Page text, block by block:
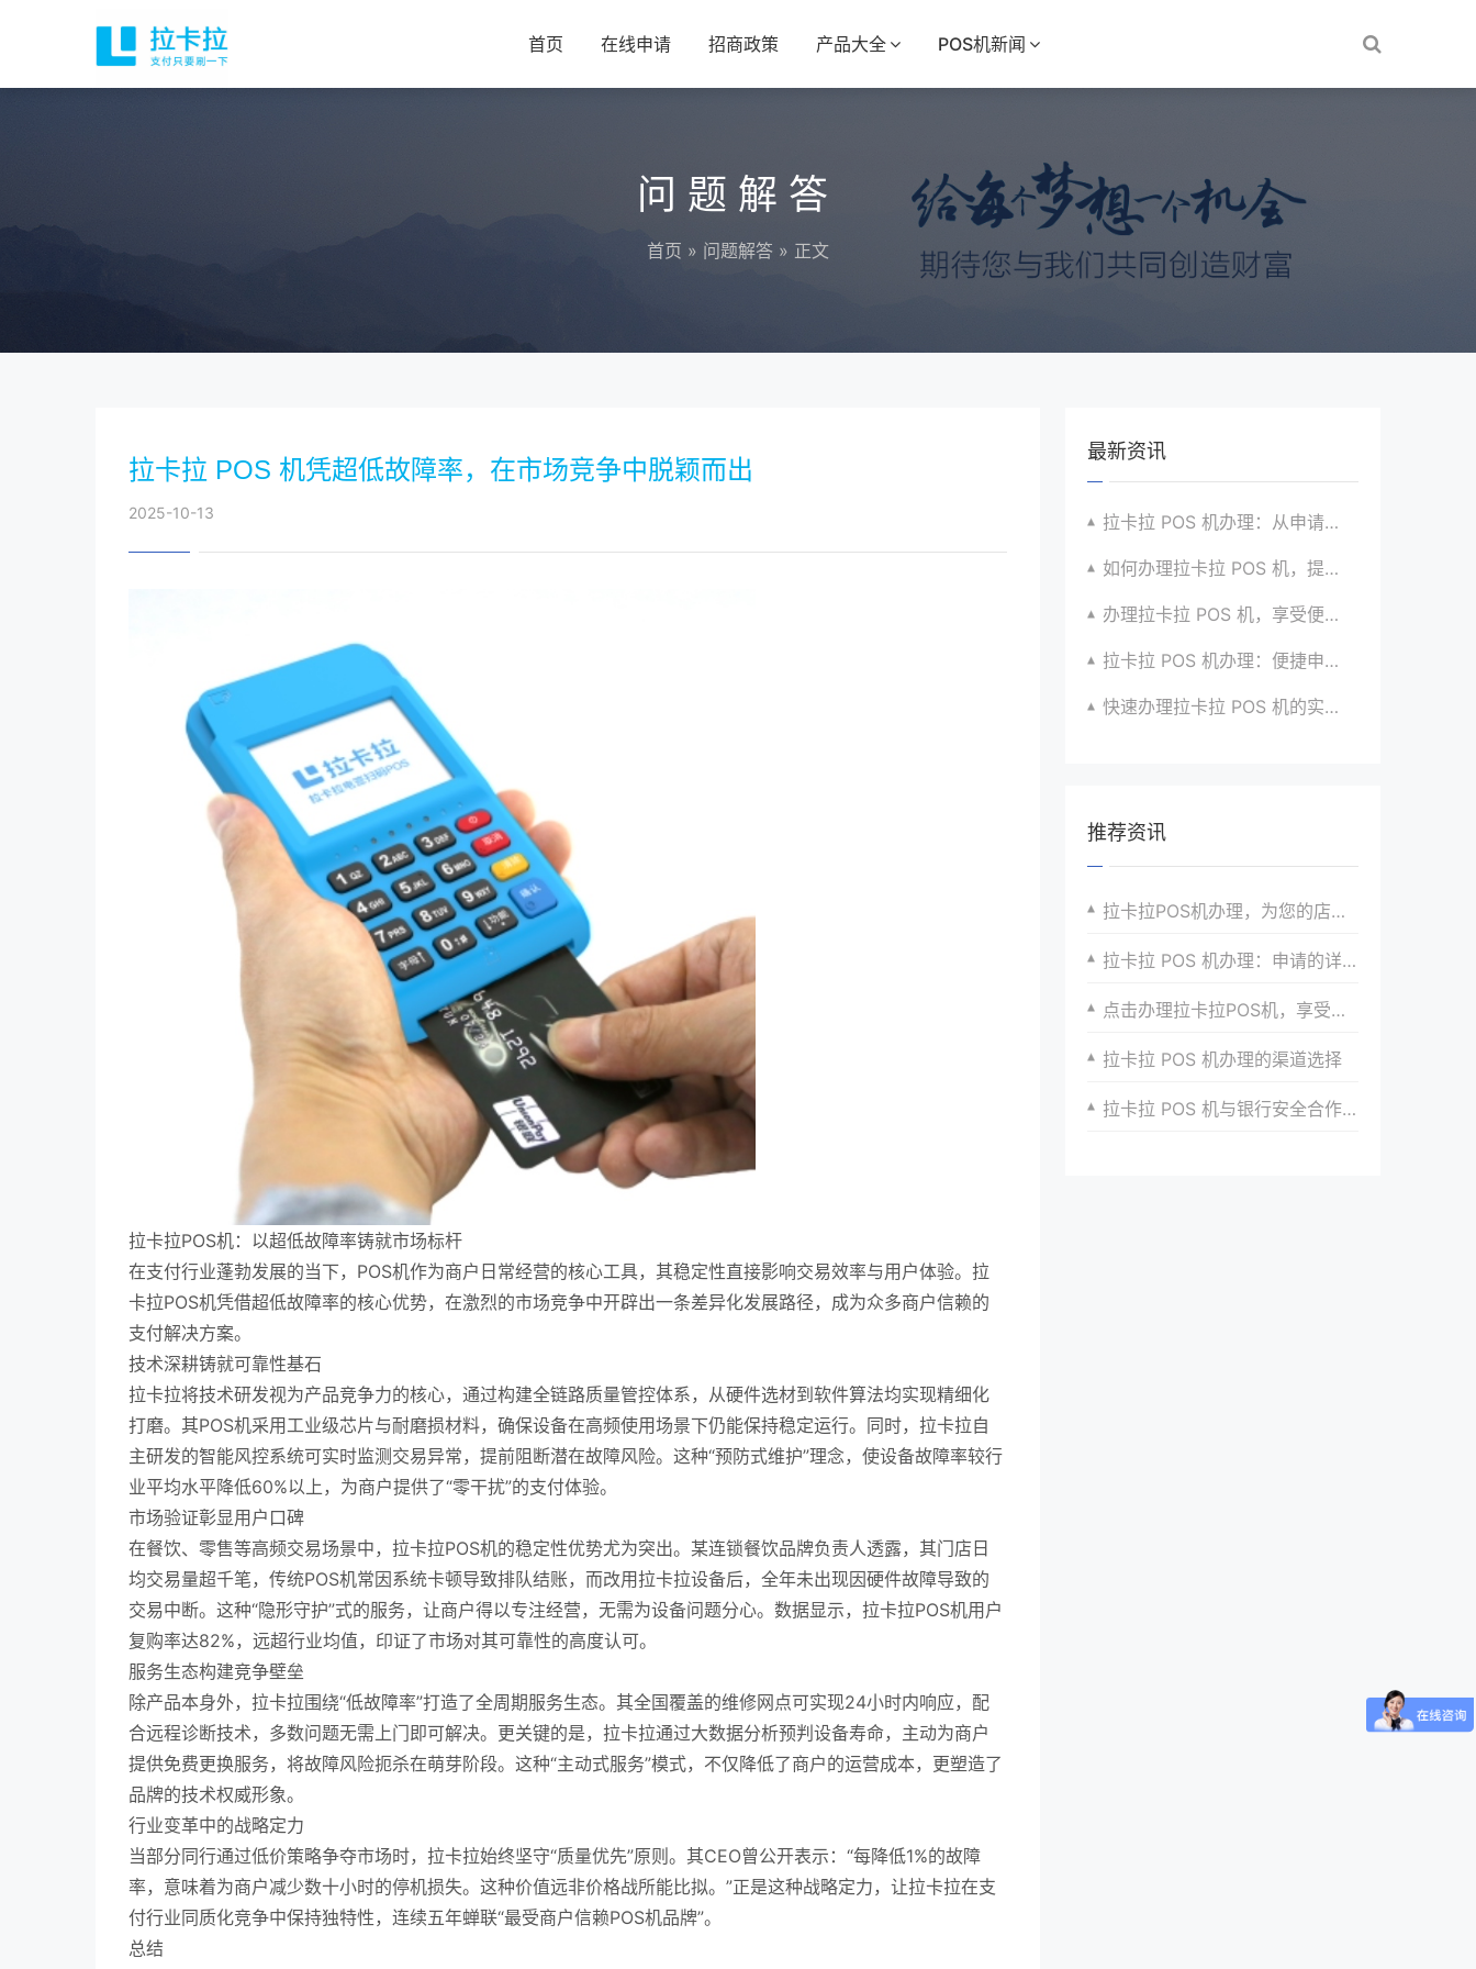
首页 在线申请 招商政策 产品大全 POS机新闻
问题解答
首页 » 问题解答 » 正文
拉卡拉 POS 机凭超低故障率，在市场竞争中脱颖而出
2025-10-13
拉卡拉POS机：以超低故障率铸就市场标杆
在支付行业蓬勃发展的当下，POS机作为商户日常经营的核心工具，其稳定性直接影响交易效率与用户体验。拉
卡拉POS机凭借超低故障率的核心优势，在激烈的市场竞争中开辟出一条差异化发展路径，成为众多商户信赖的
支付解决方案。
技术深耕铸就可靠性基石
拉卡拉将技术研发视为产品竞争力的核心，通过构建全链路质量管控体系，从硬件选材到软件算法均实现精细化
打磨。其POS机采用工业级芯片与耐磨损材料，确保设备在高频使用场景下仍能保持稳定运行。同时，拉卡拉自
主研发的智能风控系统可实时监测交易异常，提前阻断潜在故障风险。这种“预防式维护”理念，使设备故障率较行
业平均水平降低60%以上，为商户提供了“零干扰”的支付体验。
市场验证彰显用户口碑
在餐饮、零售等高频交易场景中，拉卡拉POS机的稳定性优势尤为突出。某连锁餐饮品牌负责人透露，其门店日
均交易量超千笔，传统POS机常因系统卡顿导致排队结账，而改用拉卡拉设备后，全年未出现因硬件故障导致的
交易中断。这种“隐形守护”式的服务，让商户得以专注经营，无需为设备问题分心。数据显示，拉卡拉POS机用户
复购率达82%，远超行业均值，印证了市场对其可靠性的高度认可。
服务生态构建竞争壁垒
除产品本身外，拉卡拉围绕“低故障率”打造了全周期服务生态。其全国覆盖的维修网点可实现24小时内响应，配
合远程诊断技术，多数问题无需上门即可解决。更关键的是，拉卡拉通过大数据分析预判设备寿命，主动为商户
提供免费更换服务，将故障风险扼杀在萌芽阶段。这种“主动式服务”模式，不仅降低了商户的运营成本，更塑造了
品牌的技术权威形象。
行业变革中的战略定力
当部分同行通过低价策略争夺市场时，拉卡拉始终坚守“质量优先”原则。其CEO曾公开表示：“每降低1%的故障
率，意味着为商户减少数十小时的停机损失。这种价值远非价格战所能比拟。”正是这种战略定力，让拉卡拉在支
付行业同质化竞争中保持独特性，连续五年蝉联“最受商户信赖POS机品牌”。
总结
最新资讯
拉卡拉 POS 机办理：从申请到收款的全流程攻略
如何办理拉卡拉 POS 机，提升生意竞争力？有招
办理拉卡拉 POS 机，享受便捷支付体验的秘籍
拉卡拉 POS 机办理：便捷申请，放心使用超安心
快速办理拉卡拉 POS 机的实用攻略分享超靠谱
推荐资讯
拉卡拉POS机办理，为您的店铺打造完美支付环境
拉卡拉 POS 机办理：申请的详细指南与实用攻略
点击办理拉卡拉POS机，享受商户支付便捷
拉卡拉 POS 机办理的渠道选择
拉卡拉 POS 机与银行安全合作模式探究​